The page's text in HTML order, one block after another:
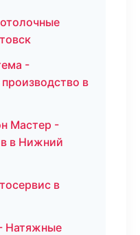
-
в
Мастер -
в Нижний
в
Натяжные